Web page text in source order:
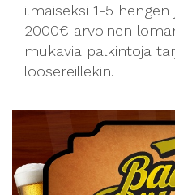
ilmaiseksi 1-5
2000€ arvoinen
mukavia palkintoja
loosereillekin.